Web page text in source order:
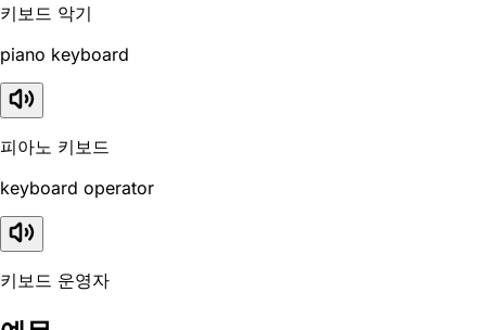
키보드 악기
piano keyboard
피아노 키보드
keyboard operator
키보드 운영자